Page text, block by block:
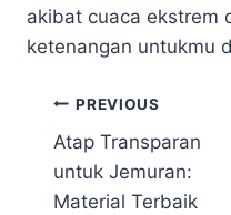
akibat cuaca ekstrem
ketenangan untukmu
PREVIOUS
Atap Transparan
untuk Jemuran:
Material Terbaik